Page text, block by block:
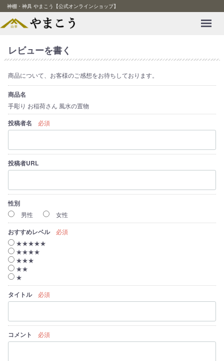
神棚・神具 やまこう【公式オンラインショップ】
レビューを書く
商品について、お客様のご感想をお待ちしております。
商品名
手彫り お稲荷さん 風水の置物
投稿者名 必須
投稿者URL
性別
男性 女性
おすすめレベル
必須
★★★★★
★★★★
★★★
★★
★
タイトル 必須
コメント 必須